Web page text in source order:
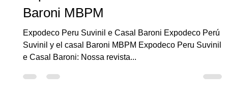
Letícia Souza
4 de set. de 2025
10 min de leitura
Expodeco Peru Suvinil e Casal